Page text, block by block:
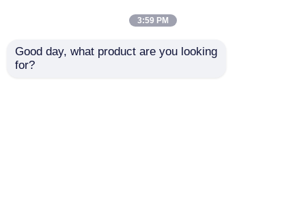
3:59 PM
Good day, what product are you looking
for?